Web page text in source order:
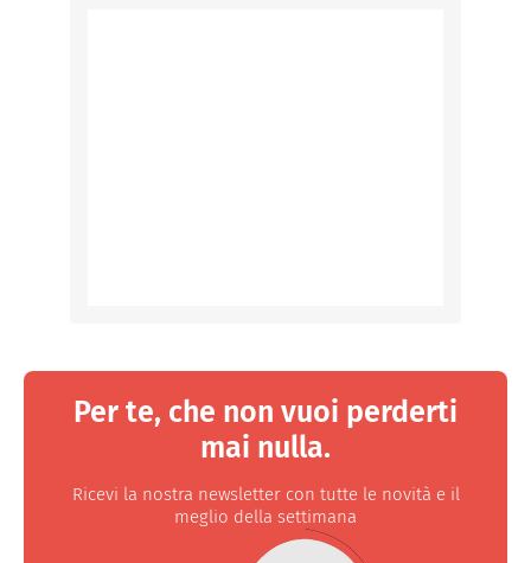
Per te, che non vuoi perderti
mai nulla.
Ricevi la nostra newsletter con tutte le novità e il
meglio della settimana